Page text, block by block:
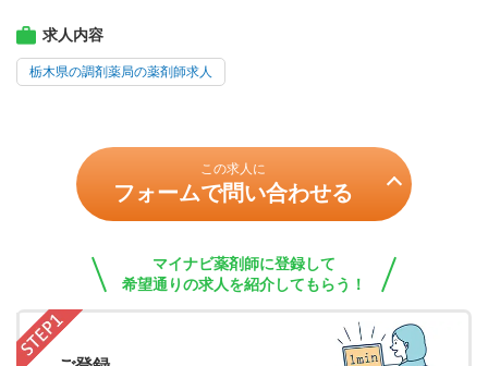
求人内容
栃木県の調剤薬局の薬剤師求人
この求人に
フォームで問い合わせる
マイナビ薬剤師に登録して
希望通りの求人を紹介してもらう！